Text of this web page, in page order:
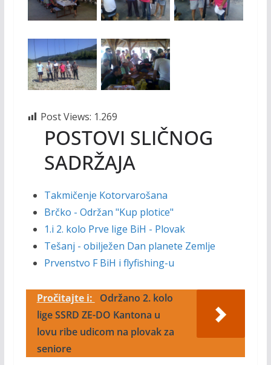
Post Views: 1.269
POSTOVI SLIČNOG
SADRŽAJA
Takmičenje Kotorvarošana
Brčko - Održan "Kup plotice"
1.i 2. kolo Prve lige BiH - Plovak
Tešanj - obilježen Dan planete Zemlje
Prvenstvo F BiH i flyfishing-u
Pročitajte i:
Održano 2. kolo
lige SSRD ZE-DO Kantona u
lovu ribe udicom na plovak za
seniore